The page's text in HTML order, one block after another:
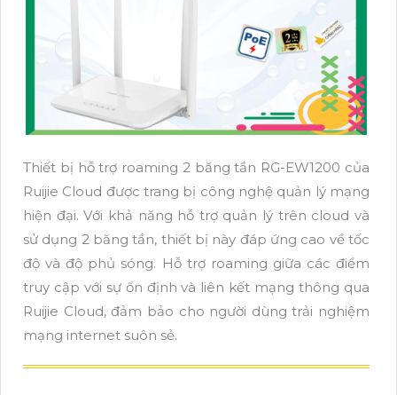
Thiết bị hỗ trợ roaming 2 băng tần RG-EW1200 của
Ruijie Cloud được trang bị công nghệ quản lý mạng
hiện đại. Với khả năng hỗ trợ quản lý trên cloud và
sử dụng 2 băng tần, thiết bị này đáp ứng cao về tốc
độ và độ phủ sóng. Hỗ trợ roaming giữa các điểm
truy cập với sự ổn định và liên kết mạng thông qua
Ruijie Cloud, đảm bảo cho người dùng trải nghiệm
mạng internet suôn sẻ.